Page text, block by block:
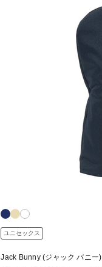
ユニセックス
Jack Bunny (ジャック バニー)